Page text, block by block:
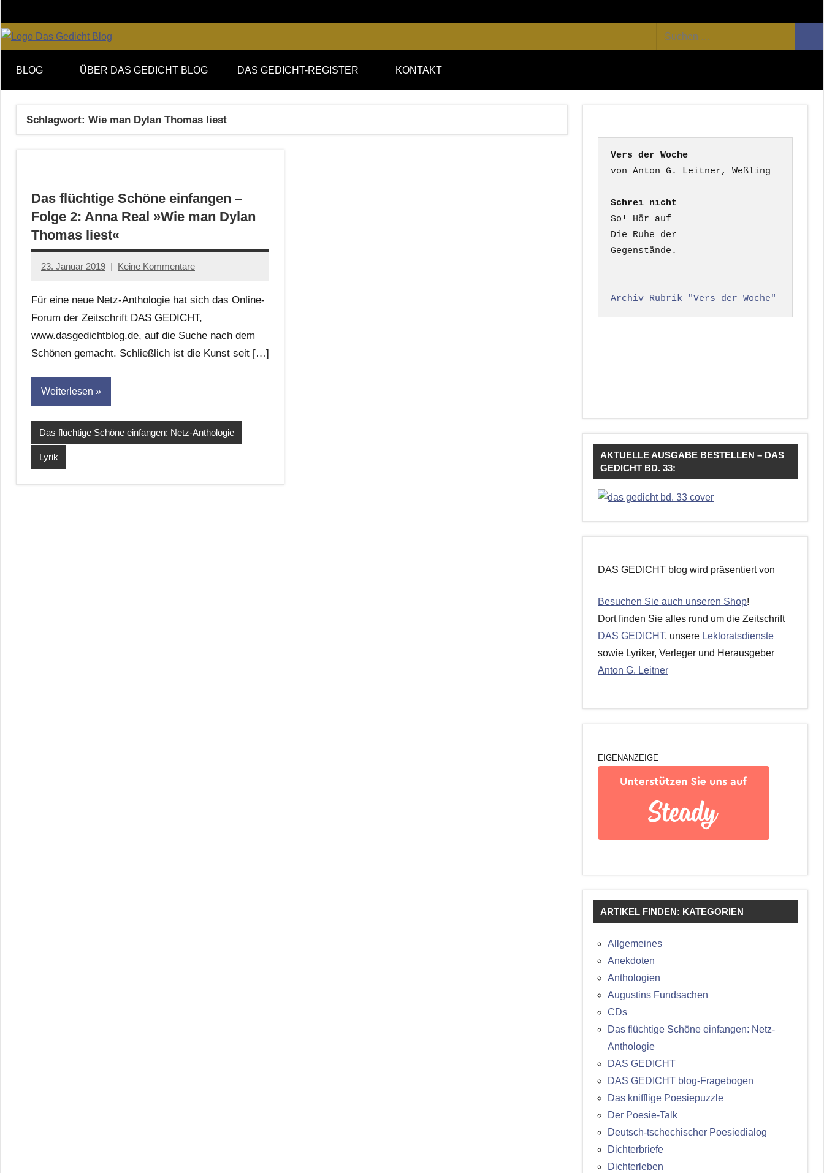
Inhalt
springen
DAS
GEDICHT
blog
von
DAS
GEDICHT.
Zeitschrift
Kritik
Suchen
nach:
BLOG ÜBER DAS GEDICHT BLOG DAS GEDICHT-REGISTER KONTAKT
Schlagwort: Wie man Dylan Thomas liest
Das flüchtige Schöne einfangen –
Folge 2: Anna Real »Wie man Dylan
Thomas liest«
23. Januar 2019
Anton
Leitner
Keine Kommentare
Für eine neue Netz-Anthologie hat sich das Online-
Forum der Zeitschrift DAS GEDICHT,
www.dasgedichtblog.de, auf die Suche nach dem
Schönen gemacht. Schließlich ist die Kunst seit […]
Weiterlesen
Das flüchtige Schöne einfangen: Netz-Anthologie
Lyrik
Vers der Woche
Schrei nicht
So! Hör auf
Die Ruhe der
Gegenstände.
Archiv Rubrik "Vers der Woche"
AKTUELLE AUSGABE BESTELLEN – DAS
GEDICHT BD. 33:
DAS GEDICHT blog wird präsentiert von
Besuchen Sie auch unseren Shop!
Dort finden Sie alles rund um die Zeitschrift
DAS GEDICHT, unsere Lektoratsdienste
sowie Lyriker, Verleger und Herausgeber
Anton G. Leitner
EIGENANZEIGE
ARTIKEL FINDEN: KATEGORIEN
Allgemeines
Anekdoten
Anthologien
Augustins Fundsachen
CDs
Das flüchtige Schöne einfangen: Netz-
Anthologie
DAS GEDICHT
DAS GEDICHT blog-Fragebogen
Das knifflige Poesiepuzzle
Der Poesie-Talk
Deutsch-tschechischer Poesiedialog
Dichterbriefe
Dichterleben